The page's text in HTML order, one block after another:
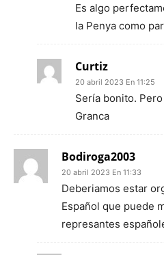
Es algo
la Penya como
Curtiz
20 abril 2023 En 11:25
Sería bonito.
Granca
Bodiroga2003
20 abril 2023 En 11:33
Deberiamos estar
Español que puede
represantes